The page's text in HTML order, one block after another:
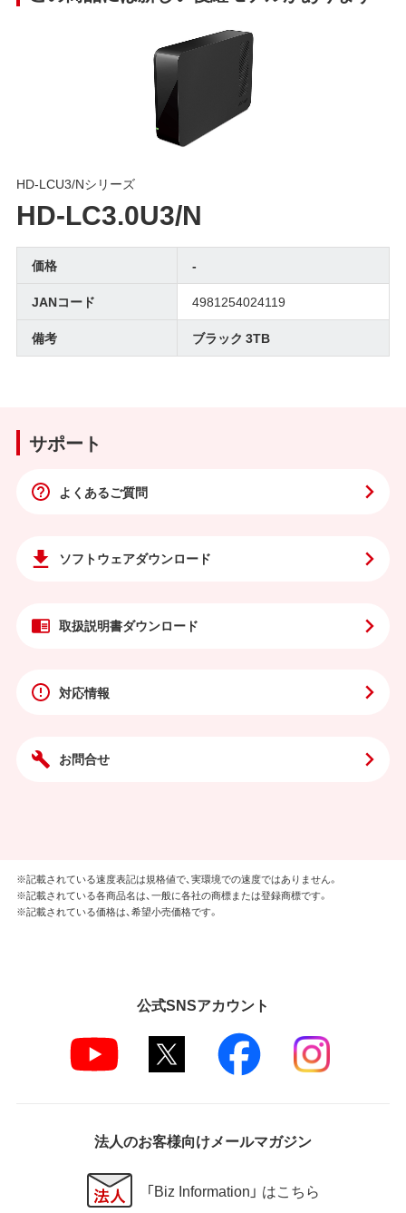
HD-LCU3/Nシリーズ
HD-LC3.0U3/N
価格
-
JANコード
4981254024119
備考
ブラック 3TB
サポート
よくあるご質問
ソフトウェアダウンロード
取扱説明書ダウンロード
対応情報
お問合せ
※記載されている速度表記は規格値で、実環境での速度ではありません。
※記載されている各商品名は、一般に各社の商標または登録商標です。
※記載されている価格は、希望小売価格です。
公式SNSアカウント
法人のお客様向けメールマガジン
「Biz Information」 はこちら